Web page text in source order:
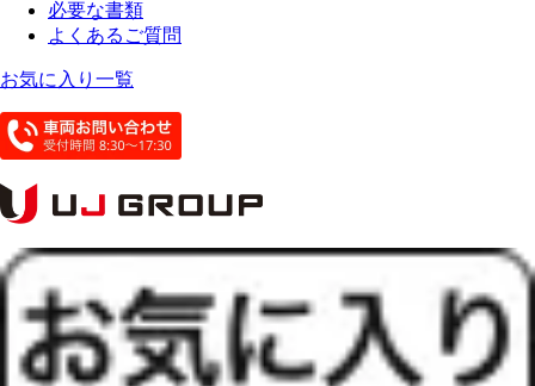
必要な書類
よくあるご質問
お気に入り一覧